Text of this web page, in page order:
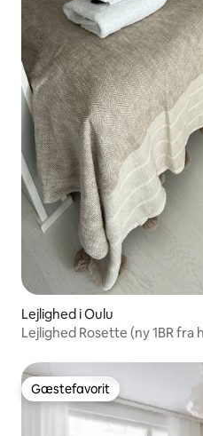
Lejlighed i Oulu
Lejlighed Rosette (ny 1BR
Gæstefavorit
Gæstefavorit